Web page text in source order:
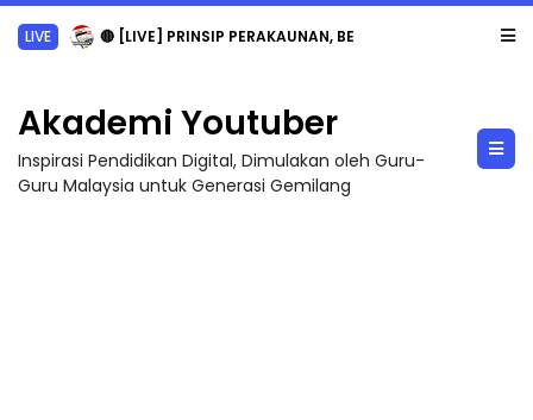
LIVE 🔴 [LIVE] PRINSIP PERAKAUNAN, BEDAH TUNTAS SOALAN 1 TRIAL OLEH CIKGU ...
Akademi Youtuber
Inspirasi Pendidikan Digital, Dimulakan oleh Guru-
Guru Malaysia untuk Generasi Gemilang